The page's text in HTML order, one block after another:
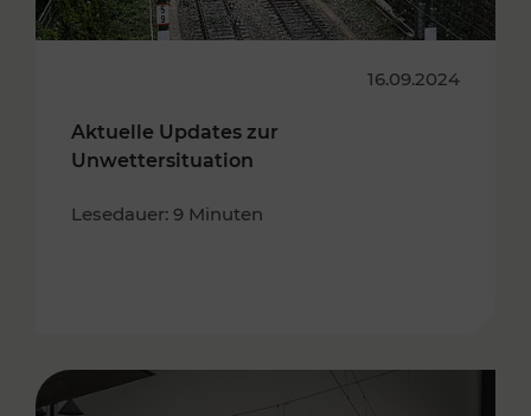
16.09.2024
Aktuelle Updates zur
Unwettersituation
Lesedauer: 9 Minuten